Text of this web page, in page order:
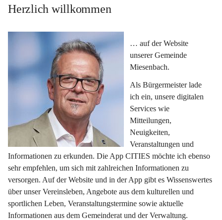
Herzlich willkommen
… auf der Website
unserer Gemeinde
Miesenbach.
Als Bürgermeister lade
ich ein, unsere digitalen
Services wie
Mitteilungen,
Neuigkeiten,
Veranstaltungen und
Informationen zu erkunden. Die App CITIES möchte ich ebenso
sehr empfehlen, um sich mit zahlreichen Informationen zu
versorgen. Auf der Website und in der App gibt es Wissenswertes
über unser Vereinsleben, Angebote aus dem kulturellen und
sportlichen Leben, Veranstaltungstermine sowie aktuelle
Informationen aus dem Gemeinderat und der Verwaltung.